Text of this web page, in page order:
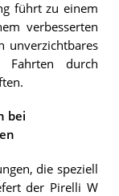
führt zu einem
verbesserten
unverzichtbares
durch
bei
die speziell
der Pirelli W